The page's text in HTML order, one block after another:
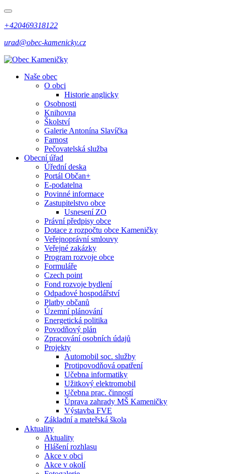
+420469318122
urad@obec-kamenicky.cz
Naše obec
O obci
Historie anglicky
Osobnosti
Knihovna
Školství
Galerie Antonína Slavíčka
Farnost
Pečovatelská služba
Obecní úřad
Úřední deska
Portál Občan+
E-podatelna
Povinné informace
Zastupitelstvo obce
Usnesení ZO
Právní předpisy obce
Dotace z rozpočtu obce Kameničky
Veřejnoprávní smlouvy
Veřejné zakázky
Program rozvoje obce
Formuláře
Czech point
Fond rozvoje bydlení
Odpadové hospodářství
Platby občanů
Územní plánování
Energetická politika
Povodňový plán
Zpracování osobních údajů
Projekty
Automobil soc. služby
Protipovodňová opatření
Učebna informatiky
Užitkový elektromobil
Učebna prac. činností
Úprava zahrady MŠ Kameničky
Výstavba FVE
Základní a mateřská škola
Aktuality
Aktuality
Hlášení rozhlasu
Akce v obci
Akce v okolí